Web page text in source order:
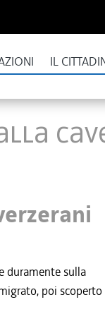
IL
duramente sulla
poi scoperto